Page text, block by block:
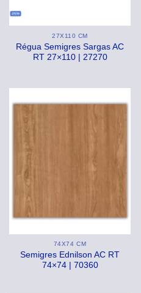
27X110 CM
Régua Semigres Sargas AC
RT 27×110 | 27270
74X74 CM
Semigres Ednilson AC RT
74×74 | 70360